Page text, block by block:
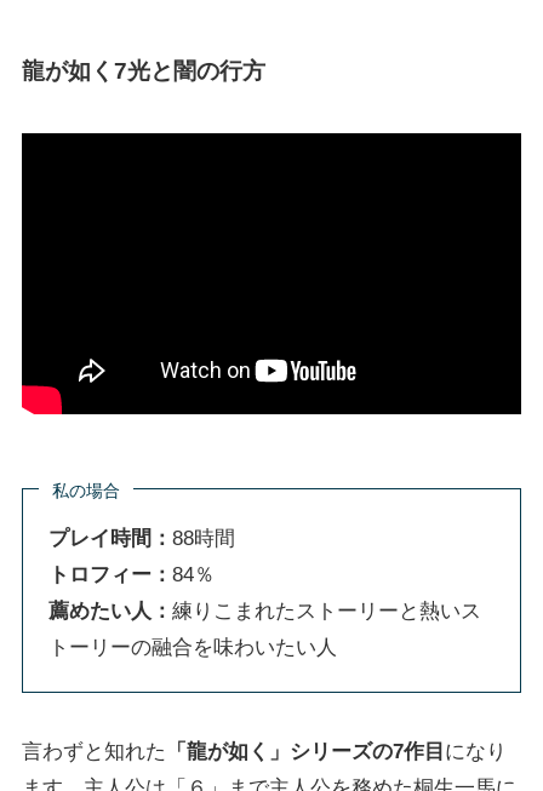
龍が如く7光と闇の行方
私の場合
プレイ時間：88時間
トロフィー：84％
薦めたい人：練りこまれたストーリーと熱いス
トーリーの融合を味わいたい人
言わずと知れた 「龍が如く」シリーズの7作目 になり